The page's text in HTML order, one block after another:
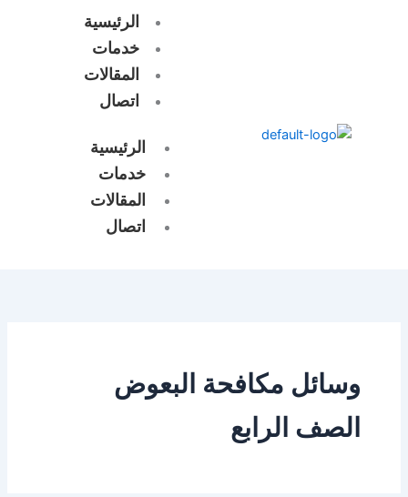
الرئيسية
خدمات
المقالات
اتصال
الرئيسية
خدمات
المقالات
اتصال
وسائل مكافحة البعوض
الصف الرابع